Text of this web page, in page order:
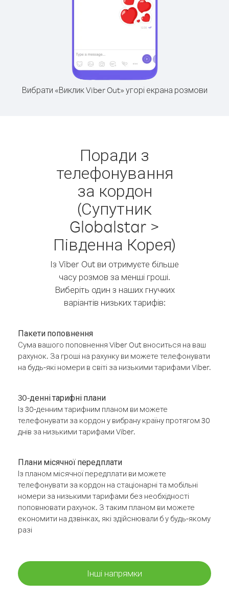
Вибрати «Виклик Viber Out» угорі екрана розмови
Поради з
телефонування
за кордон
(Супутник
Globalstar >
Південна Корея)
Із Viber Out ви отримуєте більше
часу розмов за менші гроші.
Виберіть один з наших гнучких
варіантів низьких тарифів:
Пакети поповнення
Сума вашого поповнення Viber Out вноситься на ваш
рахунок. За гроші на рахунку ви можете телефонувати
на будь-які номери в світі за низькими тарифами Viber.
30-денні тарифні плани
Із 30-денним тарифним планом ви можете
телефонувати за кордон у вибрану країну протягом 30
днів за низькими тарифами Viber.
Плани місячної передплати
Із планом місячної передплати ви можете
телефонувати за кордон на стаціонарні та мобільні
номери за низькими тарифами без необхідності
поповнювати рахунок. З таким планом ви можете
економити на дзвінках, які здійснювали б у будь-якому
разі
Інші напрямки